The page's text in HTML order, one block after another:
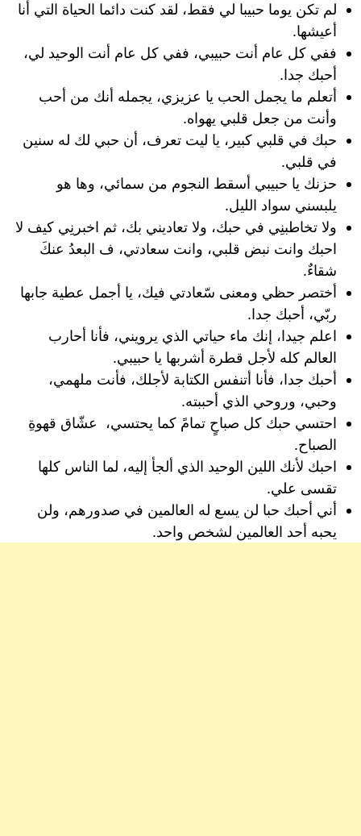
لم تكن يوما حبيبا لي فقط، لقد كنت دائما الحياة التي أنا
أعيشها.
ففي كل عام أنت حبيبي، ففي كل عام أنت الوحيد لي،
أحبك جدا.
أتعلم ما يجمل الحب يا عزيزي، يجمله أنك من أحب
وأنت من جعل قلبي يهواه.
حبك في قلبي كبير، يا ليت تعرف، أن حبي لك له سنين
في قلبي.
حزنك يا حبيبي أسقط النجوم من سمائي، وها هو
يلبسني سواد الليل.
ولا تخاطبنِي في حبك، ولا تعاديني بك، ثم اخبرنِي كيف لا
احبك وانت نبض قلبي، وانت سعادتي، ف البعدُ عنكَ
شقاءٌ.
أختصر حظي ومعنى سّعادتي فيك، يا أجمل عطية جابها
ربّي، أحبك جدا.
اعلم جيدا، إنك ماء حياتي الذي يرويني، فأنا أحارب
العالم كله لأجل قطرة أشربها يا حبيبي.
أحبك جدا، فأنا أتنفس الكتابة لأجلك، فأنت ملهمي،
وحبي، وروحي الذي أحببته.
احتسي حبك كل صباحٍ تمامً كما يحتسي، عشّاق قهوةِ
الصباح.
احبك لأنك اللين الوحيد الذي ألجأ إليه، لما الناس كلها
تقسى علي.
أني أحبك حبا لن يسع له العالمين في صدورهم، ولن
يحبه أحد العالمين لشخص واحد.